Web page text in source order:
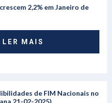
2,2% em Janeiro de
LER MAIS
de FIM Nacionais no
21-02-2025)